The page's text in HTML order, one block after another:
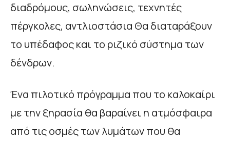
διαδρόμους, σωληνώσεις, τεχνητές
πέργκολες, αντλιοστάσια Θα διαταράξουν
το υπέδαφος και το ριζικό σύστημα των
δένδρων.
Ένα πιλοτικό πρόγραμμα που το καλοκαίρι
με την ξηρασία θα βαραίνει η ατμόσφαιρα
από τις οσμές των λυμάτων που θα